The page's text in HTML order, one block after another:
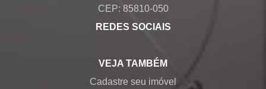
CEP: 85810-050
REDES SOCIAIS
VEJA TAMBÉM
Cadastre seu imóvel